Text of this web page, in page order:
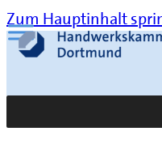
Zum Hauptinhalt
Suche